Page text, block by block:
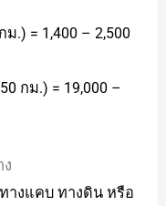
.) = 1,400 – 2,500
กม.) = 19,000 –
างแคบ ทางดิน หรือ